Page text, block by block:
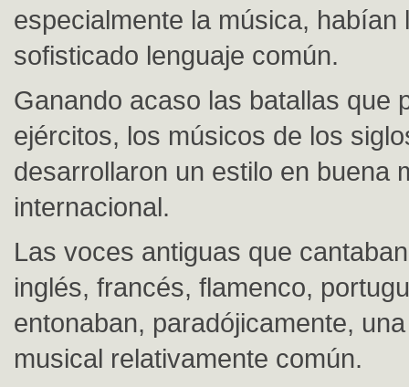
especialmente la música, habían
sofisticado lenguaje común.
Ganando acaso las batallas que
ejércitos, los músicos de los
desarrollaron un estilo en buena
internacional.
Las voces antiguas que
inglés, francés, flamenco,
entonaban, paradójicamente,
musical relativamente común.